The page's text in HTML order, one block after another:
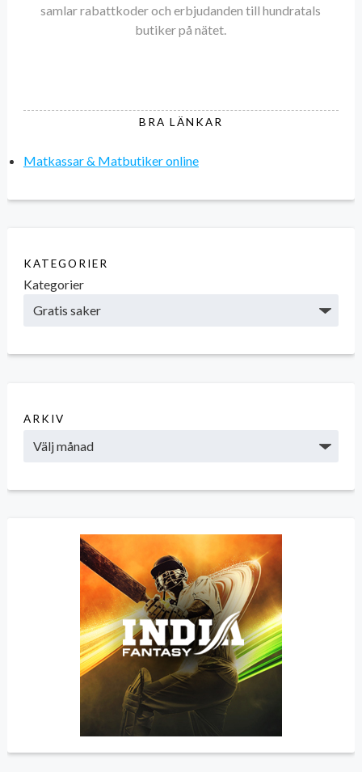
samlar rabattkoder och erbjudanden till hundratals
butiker på nätet.
BRA LÄNKAR
Matkassar & Matbutiker online
KATEGORIER
Kategorier
ARKIV